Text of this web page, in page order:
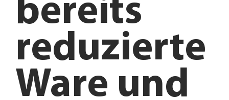
bereits
reduzierte
Ware und